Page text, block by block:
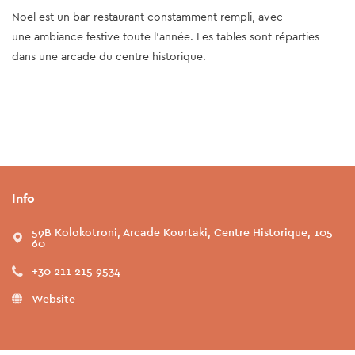
Noel est un bar-restaurant constamment rempli, avec
une ambiance festive toute l’année. Les tables sont réparties
dans une arcade du centre historique.
Info
59B Kolokotroni, Arcade Kourtaki, Centre Historique, 105
60
+30 211 215 9534
Website